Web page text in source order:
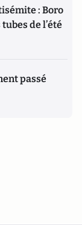
: Boro
de l’été
passé